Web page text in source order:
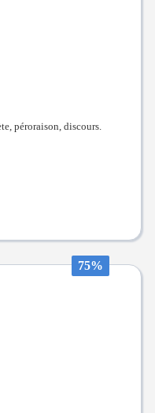
péroraison, discours.
75%